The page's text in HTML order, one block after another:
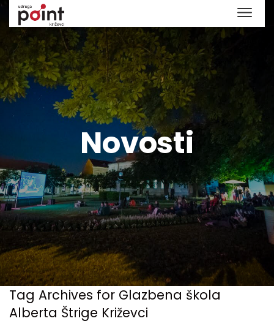
Novosti
Tag Archives for Glazbena škola
Alberta Štrige Križevci